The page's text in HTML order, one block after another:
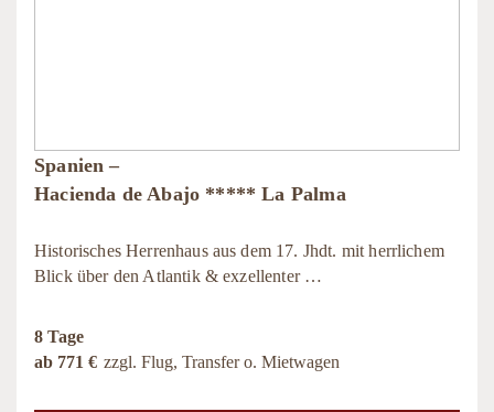
Spanien –
Hacienda de Abajo ***** La Palma
Historisches Herrenhaus aus dem 17. Jhdt. mit herrlichem
Blick über den Atlantik & exzellenter …
8 Tage
ab 771 € zzgl. Flug, Transfer o. Mietwagen